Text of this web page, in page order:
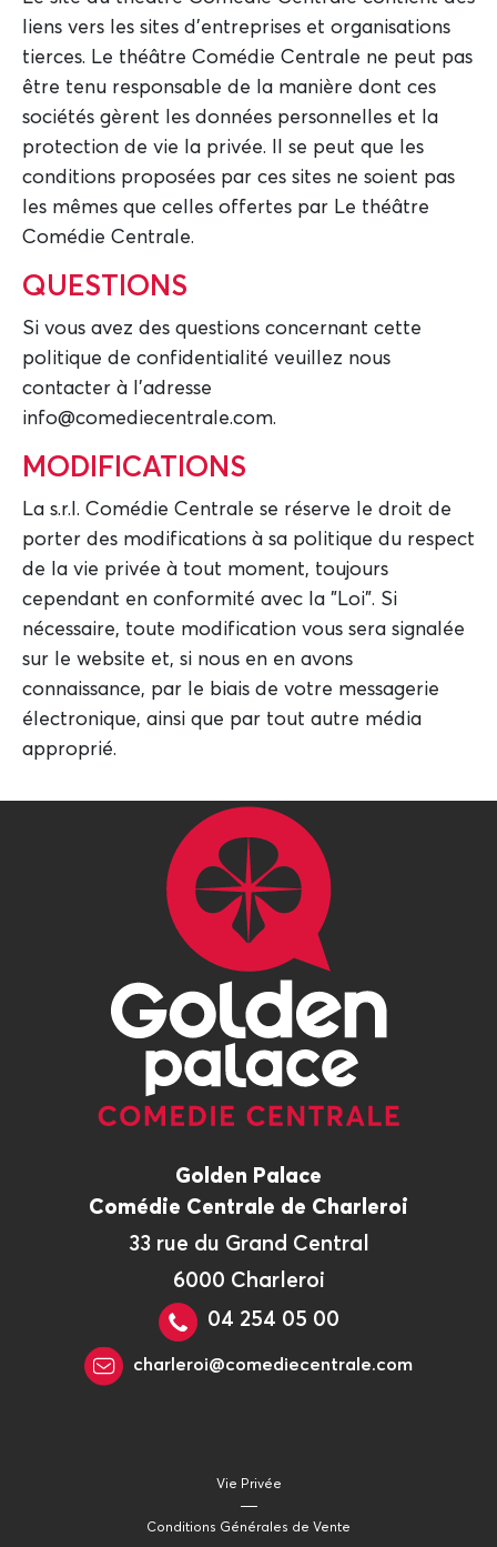
liens vers les sites d'entreprises et organisations
tierces. Le théâtre Comédie Centrale ne peut pas
être tenu responsable de la manière dont ces
sociétés gèrent les données personnelles et la
protection de vie la privée. Il se peut que les
conditions proposées par ces sites ne soient pas
les mêmes que celles offertes par Le théâtre
Comédie Centrale.
QUESTIONS
Si vous avez des questions concernant cette
politique de confidentialité veuillez nous
contacter à l'adresse
info@comediecentrale.com.
MODIFICATIONS
La s.r.l. Comédie Centrale se réserve le droit de
porter des modifications à sa politique du respect
de la vie privée à tout moment, toujours
cependant en conformité avec la "Loi". Si
nécessaire, toute modification vous sera signalée
sur le website et, si nous en en avons
connaissance, par le biais de votre messagerie
électronique, ainsi que par tout autre média
approprié.
Golden Palace
Comédie Centrale de Charleroi
33 rue du Grand Central
6000 Charleroi
04 254 05 00
charleroi@comediecentrale.com
Vie Privée
Conditions Générales de Vente